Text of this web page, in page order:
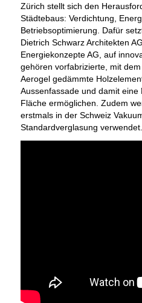
Zürich stellt sich den
Städtebaus: Verdichtung,
Betriebsoptimierung. Dafür
Dietrich Schwarz Architekten
Energiekonzepte AG, auf
gehören vorfabrizierte, mit
Aerogel gedämmte
Aussenfassade und damit
Fläche ermöglichen. Zudem
erstmals in der Schweiz
Standardverglasung verwendet.